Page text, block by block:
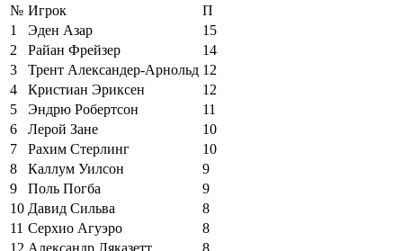
№ Игрок
П
1
Эден Азар
15
2
Райан Фрейзер
14
3
Трент Александер-Арнольд 12
4
Кристиан Эриксен
12
5
Эндрю Робертсон
11
6
Лерой Зане
10
7
Рахим Стерлинг
10
8
Каллум Уилсон
9
9
Поль Погба
9
10 Давид Сильва
8
11 Серхио Агуэро
8
12 Александр Ляказетт
8